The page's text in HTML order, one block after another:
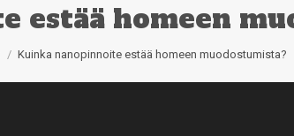
estää homeen
Kuinka nanopinnoite estää homeen muodostumista?